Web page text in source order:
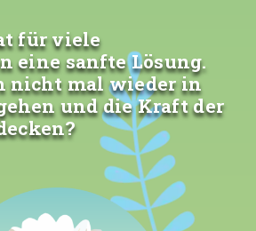
für viele
eine sanfte Lösung.
nicht mal wieder in
und die Kraft der